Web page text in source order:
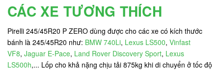
CÁC XE TƯƠNG THÍCH
Pirelli 245/45R20 P ZERO dùng được cho các xe có kích thước
bánh là 245/45R20 như: BMW 740Li, Lexus LS500, Vinfast
VF8, Jaguar E-Pace, Land Rover Discovery Sport, Lexus
LS500h,... Lốp cho khả nặng chịu tải 875kg khi di chuyển ở tốc độ